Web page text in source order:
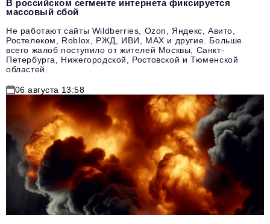
В российском сегменте интернета фиксируется
массовый сбой
Не работают сайты Wildberries, Ozon, Яндекс, Авито,
Ростелеком, Roblox, РЖД, ИВИ, MAX и другие. Больше
всего жалоб поступило от жителей Москвы, Санкт-
Петербурга, Нижегородской, Ростовской и Тюменской
областей.
06 августа 13:58